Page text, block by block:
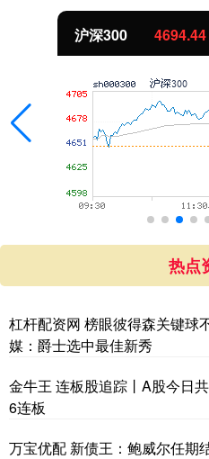
4694.44 43.13
热点
杠杆配资网 榜眼彼得森关键球
媒：爵士选中最佳新秀
金牛王 连板股追踪丨A股今日
6连板
万宝优配 新债王：鲍威尔任期